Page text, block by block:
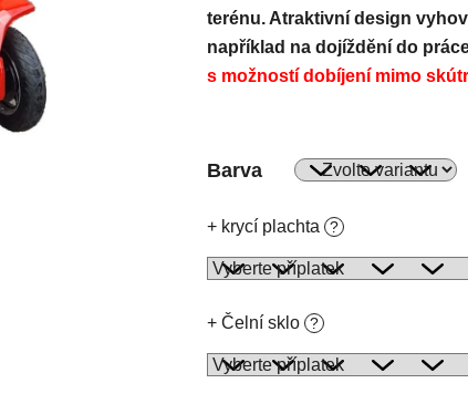
terénu. Atraktivní design
například na dojíždění do
s možností dobíjení mimo
Barva
+ krycí plachta ?
+ Čelní sklo ?